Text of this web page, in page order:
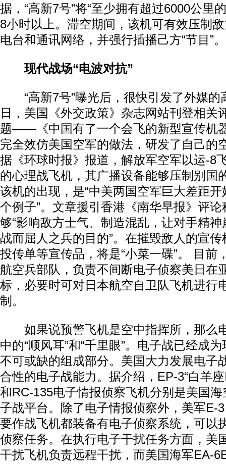
据，“高新7号”将“至少拥有超过6000公里
8小时以上。滞空期间，该机可有效压制
电台和通讯网络，并强行插播己方“节目”。
现代战场“电波对抗”
“高新7号”曝光后，很快引发了外媒的
日，美国《外交政策》杂志网站刊登相关
题——《中国有了一个会飞的新型宣传机
完全效仿美国空军的做法，研发了自己的
据《环球时报》报道，解放军空军以运-8
的心理战飞机，其广播设备能够压制别国
该机的出现，是“中美两国空军巨大差距
个例子”。文章援引香港《南华早报》评论
够“影响敌方士气、制造混乱，让对手精
战而屈人之兵的目的”。在摧毁敌人的宣
投传单等宣传品，将是“小菜一碟”。 目前
航空兵部队，负责不间断电子侦察美日在
标，必要时可对日本航空自卫队飞机进行
制。
如果说预警飞机是空中指挥所，那么
中的“顺风耳”和“千里眼”。电子战已经成
不可或缺的组成部分。美国大力发展电子
合性的电子战能力。据介绍，EP-3“白羊
和RC-135电子情报侦察飞机分别是美国
子战平台。除了电子情报侦察外，美军E-
要作战飞机都装备有电子侦察系统，可以
侦察任务。在执行电子干扰任务方面，美
干扰飞机负责远程干扰，而美国海军EA-